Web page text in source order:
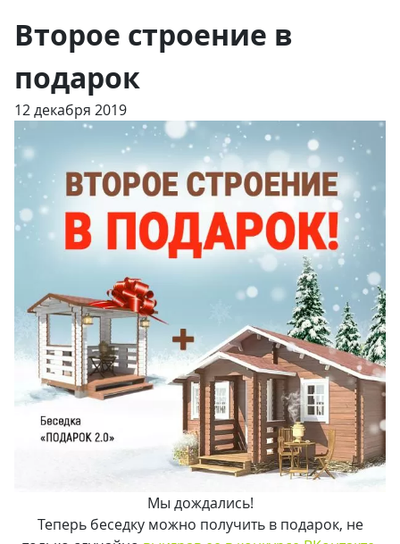
Второе строение в
подарок
12 декабря 2019
Мы дождались!
Теперь беседку можно получить в подарок, не